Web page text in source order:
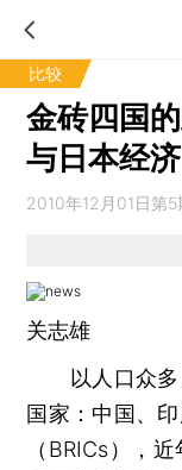
比较
金砖四国
与日本经济
2010年12月01日第5
关志雄
以人口众多
国家：中国、
（BRICs），